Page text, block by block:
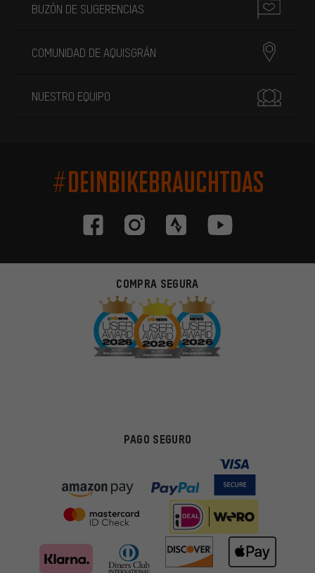
BUZÓN DE SUGERENCIAS
COMUNIDAD DE AQUISGRÁN
NUESTRO EQUIPO
#DEINBIKEBRAUCHTDAS
COMPRA SEGURA
PAGO SEGURO